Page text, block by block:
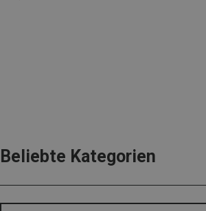
Beliebte Kategorien